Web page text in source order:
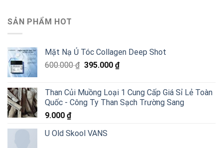
SẢN PHẨM HOT
Mặt Nạ Ủ Tóc Collagen Deep Shot
600.000₫ Giá
600.000 ₫.
395.000 ₫Giá
là:
395.000 ₫.
Than Củi Muồng Loại 1 Cung Cấp Giá Sỉ Lẻ Toàn
Quốc - Công Ty Than Sạch Trường Sang
9.000 ₫
U Old Skool VANS